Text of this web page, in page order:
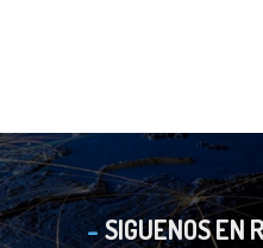
SIGUENOS EN